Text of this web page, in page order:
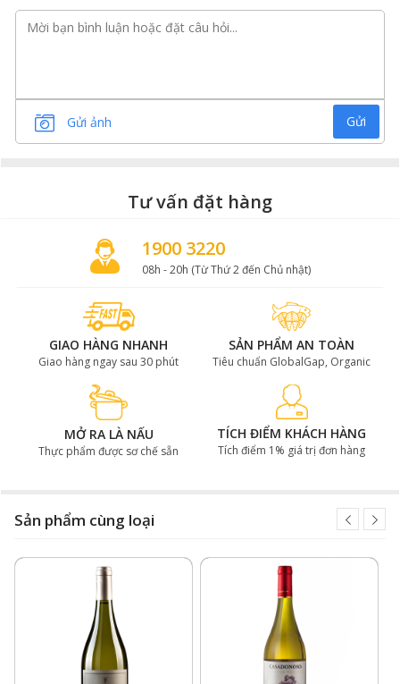
Gửi ảnh Gửi
Tư vấn đặt hàng
1900 3220
08h - 20h (Từ Thứ 2 đến Chủ nhật)
GIAO HÀNG NHANH
Giao hàng ngay sau 30 phút
SẢN PHẨM AN TOÀN
Tiêu chuẩn GlobalGap, Organic
MỞ RA LÀ NẤU
Thực phẩm được sơ chế sẵn
TÍCH ĐIỂM KHÁCH HÀNG
Tích điểm 1% giá trị đơn hàng
Sản phẩm cùng loại